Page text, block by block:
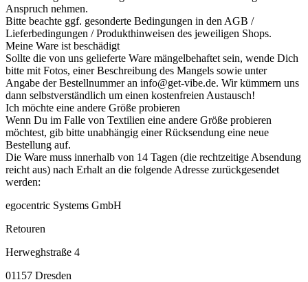
Anspruch nehmen.
Bitte beachte ggf. gesonderte Bedingungen in den AGB /
Lieferbedingungen / Produkthinweisen des jeweiligen Shops.
Meine Ware ist beschädigt
Sollte die von uns gelieferte Ware mängelbehaftet sein, wende Dich
bitte mit Fotos, einer Beschreibung des Mangels sowie unter
Angabe der Bestellnummer an info@get-vibe.de. Wir kümmern uns
dann selbstverständlich um einen kostenfreien Austausch!
Ich möchte eine andere Größe probieren
Wenn Du im Falle von Textilien eine andere Größe probieren
möchtest, gib bitte unabhängig einer Rücksendung eine neue
Bestellung auf.
Die Ware muss innerhalb von 14 Tagen (die rechtzeitige Absendung
reicht aus) nach Erhalt an die folgende Adresse zurückgesendet
werden:
egocentric Systems GmbH
Retouren
Herweghstraße 4
01157 Dresden